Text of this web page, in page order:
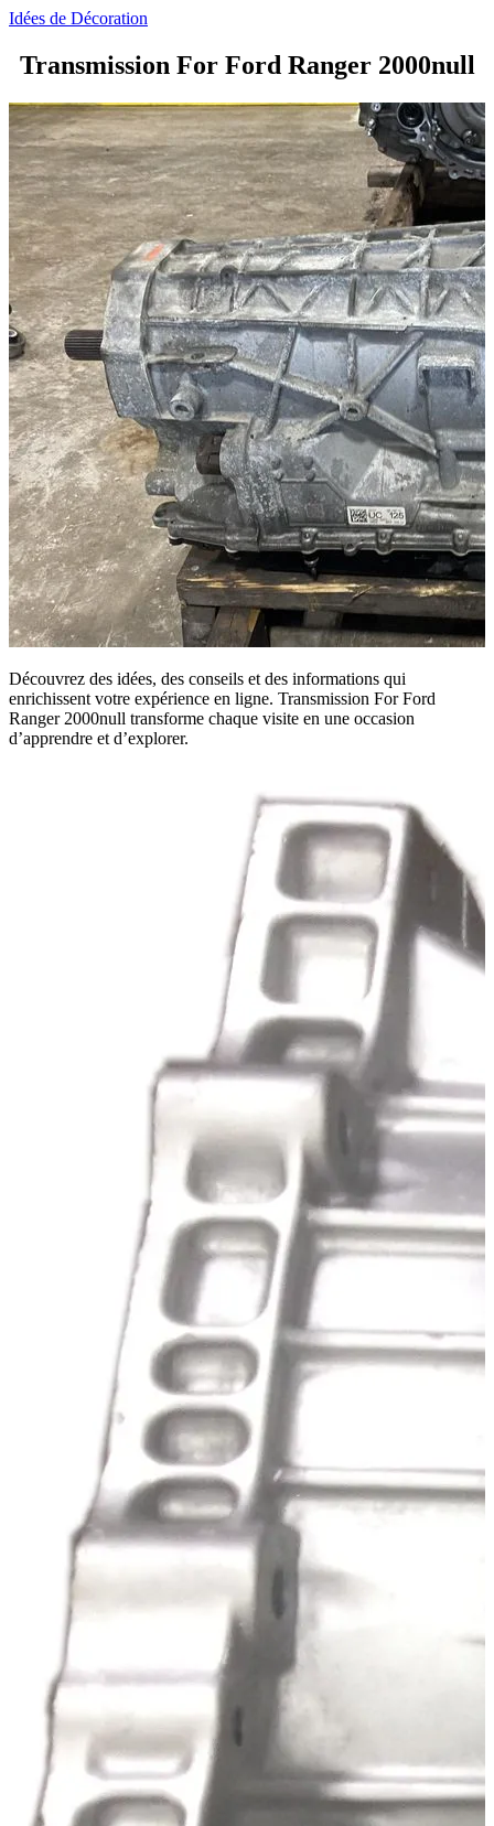
Idées de Décoration
Transmission For Ford Ranger 2000null
Découvrez des idées, des conseils et des informations qui
enrichissent votre expérience en ligne. Transmission For Ford
Ranger 2000null transforme chaque visite en une occasion
d’apprendre et d’explorer.